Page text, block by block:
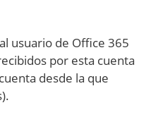
usuario de Office 365
por esta cuenta
desde la que